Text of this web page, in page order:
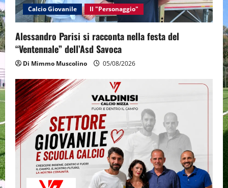
Calcio Giovanile Il "Personaggio"
Alessandro Parisi si racconta nella festa del
“Ventennale” dell’Asd Savoca
Di Mimmo Muscolino 05/08/2026